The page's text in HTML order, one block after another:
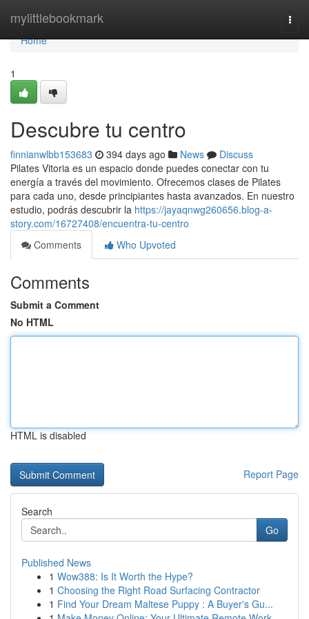
mylittlebookmark
Home
Home
1
Descubre tu centro
finnianwlbb153683 394 days ago News
Discuss
Pilates Vitoria es un espacio donde puedes conectar con tu
energía a través del movimiento. Ofrecemos clases de Pilates
para cada uno, desde principiantes hasta avanzados. En nuestro
estudio, podrás descubrir la https://jayaqnwg260656.blog-a-
story.com/16727408/encuentra-tu-centro
Comments
Who Upvoted
Comments
Submit a Comment
No HTML
HTML is disabled
Report Page
Search
Go
Published News
1 Wow388: Is It Worth the Hype?
1 Choosing the Right Road Surfacing Contractor
1 Find Your Dream Maltese Puppy : A Buyer's Gu...